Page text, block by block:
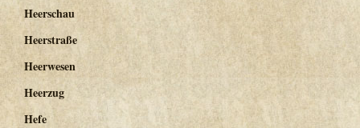
Heerschau
Heerstraße
Heerwesen
Heerzug
Hefe